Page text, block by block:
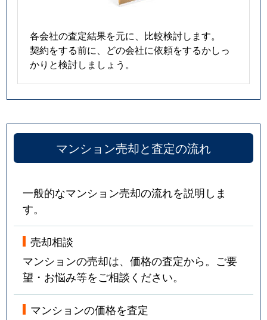
各会社の査定結果を元に、比較検討します。
契約をする前に、どの会社に依頼をするかしっ
かりと検討しましょう。
マンション売却と査定の流れ
一般的なマンション売却の流れを説明しま
す。
売却相談
マンションの売却は、価格の査定から。ご要
望・お悩み等をご相談ください。
マンションの価格を査定